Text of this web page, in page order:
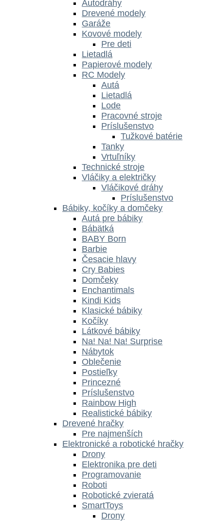
Autodráhy
Drevené modely
Garáže
Kovové modely
Pre deti
Lietadlá
Papierové modely
RC Modely
Autá
Lietadlá
Lode
Pracovné stroje
Príslušenstvo
Tužkové batérie
Tanky
Vrtuľníky
Technické stroje
Vláčiky a električky
Vláčikové dráhy
Príslušenstvo
Bábiky, kočíky a domčeky
Autá pre bábiky
Bábätká
BABY Born
Barbie
Česacie hlavy
Cry Babies
Domčeky
Enchantimals
Kindi Kids
Klasické bábiky
Kočíky
Látkové bábiky
Na! Na! Na! Surprise
Nábytok
Oblečenie
Postieľky
Princezné
Príslušenstvo
Rainbow High
Realistické bábiky
Drevené hračky
Pre najmenších
Elektronické a robotické hračky
Drony
Elektronika pre deti
Programovanie
Roboti
Robotické zvieratá
SmartToys
Drony